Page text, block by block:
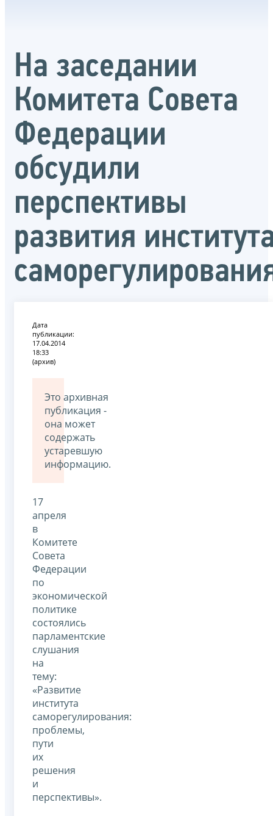
На заседании
Комитета Совета
Федерации
обсудили
перспективы
развития
Дата
публикации:
17.04.2014
18:33
(архив)
Это архивная
публикация -
она может
содержать
устаревшую
информацию.
17
апреля
в
Комитете
Совета
Федерации
по
экономической
политике
состоялись
парламентские
слушания
на
тему:
«Развитие
института
саморегулирования:
проблемы,
пути
их
решения
и
перспективы».